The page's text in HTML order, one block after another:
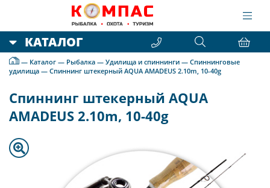
КАТАЛОГ
— Каталог — Рыбалка — Удилища и спиннинги — Спиннинговые
удилища — Спиннинг штекерный AQUA AMADEUS 2.10m, 10-40g
Спиннинг штекерный AQUA
AMADEUS 2.10m, 10-40g